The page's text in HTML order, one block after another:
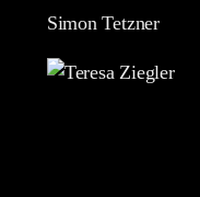
Simon Tetzner